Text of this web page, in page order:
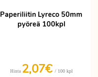
Paperiliitin Lyreco 50mm
pyöreä 100kpl
Hinta 2,07€ / 100 kpl